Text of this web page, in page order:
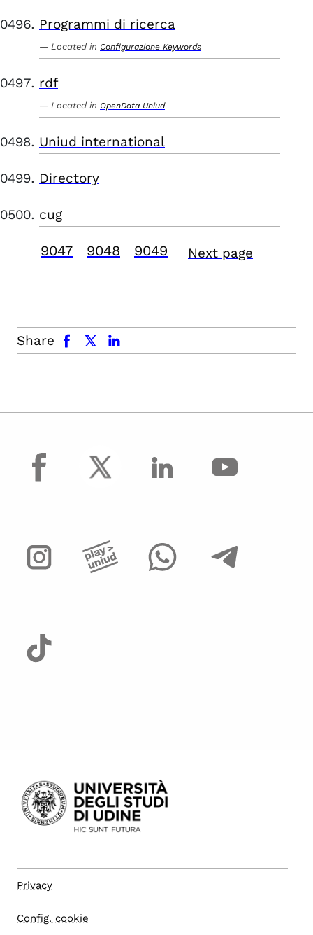
Programmi di ricerca
Located in Configurazione Keywords
rdf
Located in OpenData Uniud
Uniud international
Directory
cug
9047 9048 9049 Next page
Share
facebook x.com linkedin
facebook
Privacy
Config. cookie